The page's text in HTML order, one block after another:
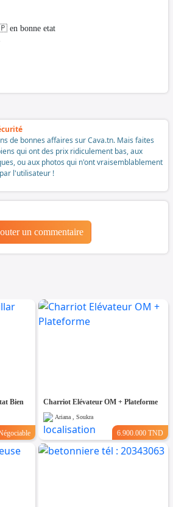
en bonne etat
de bonnes affaires sur Cava.tn. Mais faites
qui ont des prix ridiculement bas, aux
ou aux photos qui n'ont vraisemblablement
l'utilisateur !
un commentaire
Bien Charriot Elévateur OM + Plateforme
Ariana , Soukra
6.900.000 TND